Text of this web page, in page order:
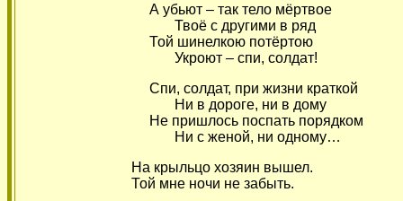
А убьют – так тело мёртвое
Твоё с другими в ряд
Той шинелкою потёртою
Укроют – спи, солдат!
Спи, солдат, при жизни краткой
Ни в дороге, ни в дому
Не пришлось поспать порядком
Ни с женой, ни одному…
На крыльцо хозяин вышел.
Той мне ночи не забыть.